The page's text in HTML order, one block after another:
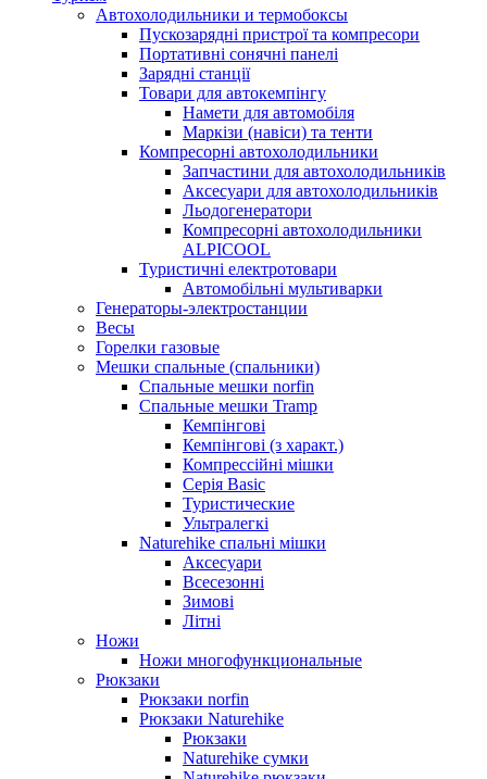
Автохолодильники и термобоксы
Пускозарядні пристрої та компресори
Портативні сонячні панелі
Зарядні станції
Товари для автокемпінгу
Намети для автомобіля
Маркізи (навіси) та тенти
Компресорні автохолодильники
Запчастини для автохолодильників
Аксесуари для автохолодильників
Льодогенератори
Компресорні автохолодильники
ALPICOOL
Туристичні електротовари
Автомобільні мультиварки
Генераторы-электростанции
Весы
Горелки газовые
Мешки спальные (спальники)
Спальные мешки norfin
Спальные мешки Tramp
Кемпінгові
Кемпінгові (з характ.)
Компрессійні мішки
Серія Basic
Туристические
Ультралегкі
Naturehike спальні мішки
Аксесуари
Всесезонні
Зимові
Літні
Ножи
Ножи многофункциональные
Рюкзаки
Рюкзаки norfin
Рюкзаки Naturehike
Рюкзаки
Naturehike сумки